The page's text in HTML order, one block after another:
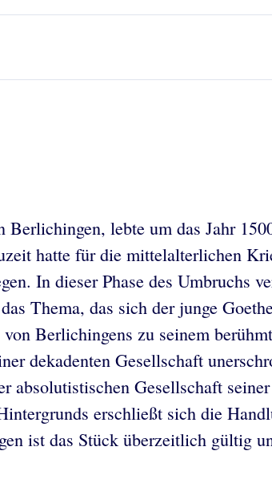
lebte um das Jahr
hatte für die mittelalterlichen
In dieser Phase des Umbruchs
Thema, das sich der junge
Berlichingens zu seinem
dekadenten Gesellschaft
absolutistischen Gesellschaft
erschließt sich die
ist das Stück überzeitlich gültig